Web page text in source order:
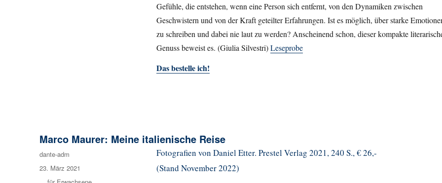
Gefühle, die entstehen, wenn eine Person sich entfernt, von den Dynamiken zwischen
Geschwistern und von der Kraft geteilter Erfahrungen. Ist es möglich, über starke
zu schreiben und dabei nie laut zu werden? Anscheinend schon, dieser kompakte
Genuss beweist es. (Giulia Silvestri)Leseprobe
Das bestelle ich!
Marco Maurer: Meine italienische Reise
Fotografien von Daniel Etter. Prestel Verlag 2021, 240 S., € 26,-
(Stand November 2022)
Autor
dante-adm
Veröffentlicht
am
23. März 2021